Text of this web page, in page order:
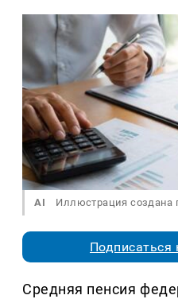
AI Иллюстрация
Подписаться
Средняя пенсия